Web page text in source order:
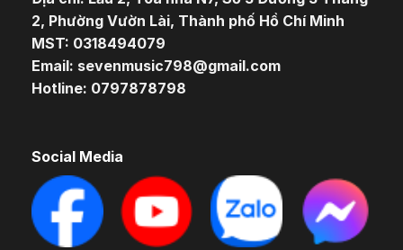
2, Phường Vườn Lài, Thành phố Hồ Chí Minh
MST: 0318494079
Email: sevenmusic798@gmail.com
Hotline: 0797878798
Social Media